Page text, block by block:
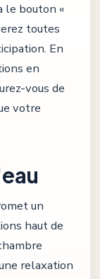
le bouton «
toutes
En
en
vous de
votre
un
haut de
relaxation